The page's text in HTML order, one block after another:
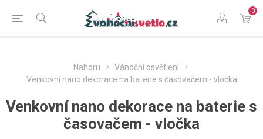
0
Nahoru
Vánoční osvětlení
Venkovní nano dekorace na baterie s časovačem - vločka
Venkovní nano dekorace na baterie s
časovačem - vločka